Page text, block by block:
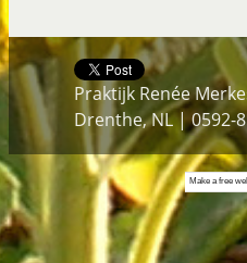
Praktijk Renée
Drenthe, NL | 0592-
Make afree